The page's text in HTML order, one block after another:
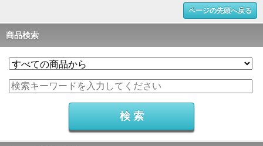
ページの先頭へ戻る
商品検索